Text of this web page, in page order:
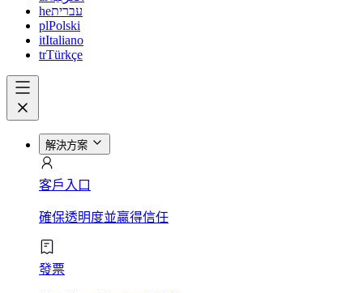
heעברית
plPolski
itItaliano
trTürkçe
解決方案
客戶入口
確保透明度並贏得信任
發票